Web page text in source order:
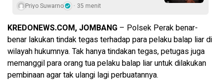
Priyo Suwarno 35 menit
KREDONEWS.COM, JOMBANG – Polsek Perak benar-
benar lakukan tindak tegas terhadap para pelaku balap liar di
wilayah hukumnya. Tak hanya tindakan tegas, petugas juga
memanggil para orang tua pelaku balap liar untuk dilakukan
pembinaan agar tak ulangi lagi perbuatannya.